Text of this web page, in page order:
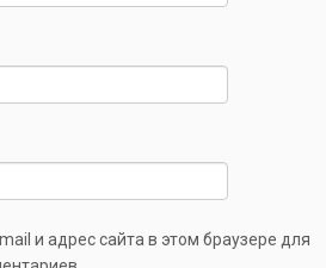
и адрес сайта в этом браузере для